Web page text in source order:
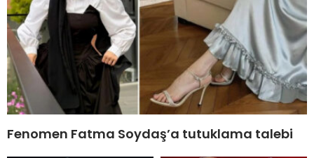
Fenomen Fatma Soydaş’a tutuklama talebi